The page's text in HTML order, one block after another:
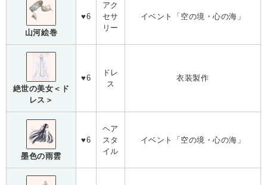
山河絵巻
♥6
アク
セサ
リー
イベント「空の境・心の海」
絶世の美女＜ド
レス＞
♥6
ドレ
ス
衣装製作
墨色の雨雲
♥6
ヘア
スタ
イル
イベント「空の境・心の海」